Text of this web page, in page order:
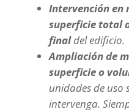
Intervención en
superficie total
finaldel edificio.
Ampliación de
superficie o
unidades de uso
intervenga.